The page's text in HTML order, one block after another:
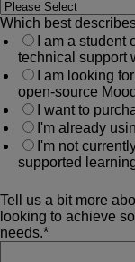
Which best
I am a
technical support
I am looking
open-source
I want to
I'm already
I'm not
supported
Tell us a bit more
looking to achieve
needs.*